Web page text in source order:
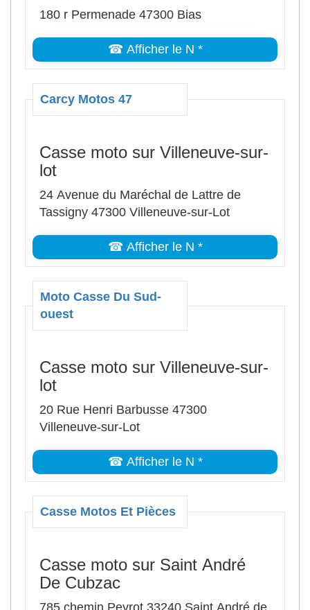
180 r Permenade 47300 Bias
☎ Afficher le N *
Carcy Motos 47
Casse moto sur Villeneuve-sur-
lot
24 Avenue du Maréchal de Lattre de
Tassigny 47300 Villeneuve-sur-Lot
☎ Afficher le N *
Moto Casse Du Sud-
ouest
Casse moto sur Villeneuve-sur-
lot
20 Rue Henri Barbusse 47300
Villeneuve-sur-Lot
☎ Afficher le N *
Casse Motos Et Pièces
Casse moto sur Saint André
De Cubzac
785 chemin Peyrot 33240 Saint André de